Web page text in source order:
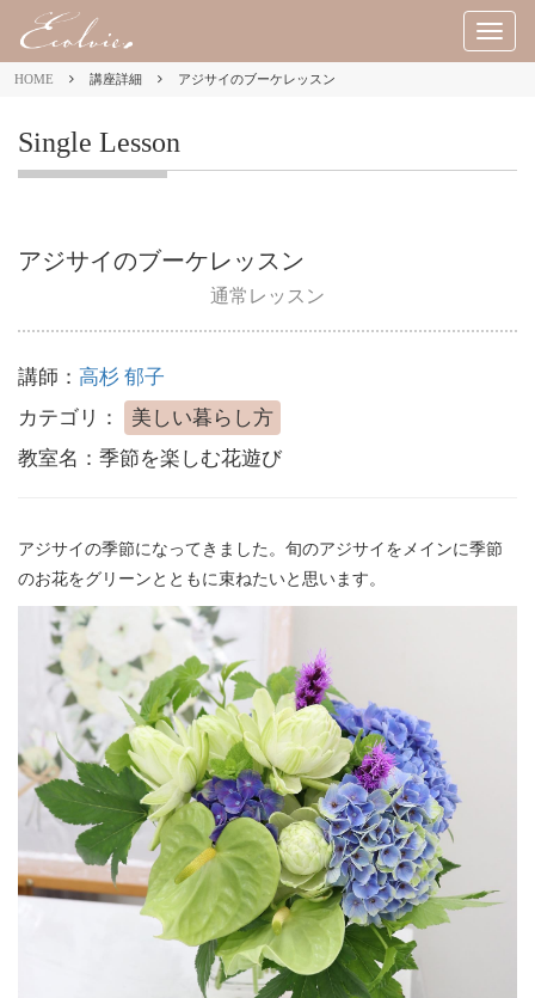
M
E
HOME 講座詳細 アジサイのブーケレッスン
Single Lesson
アジサイのブーケレッスン
通常レッスン
講師： 高杉 郁子
カテゴリ：
美しい暮らし方
教室名： 季節を楽しむ花遊び
アジサイの季節になってきました。旬のアジサイをメインに季節
のお花をグリーンとともに束ねたいと思います。